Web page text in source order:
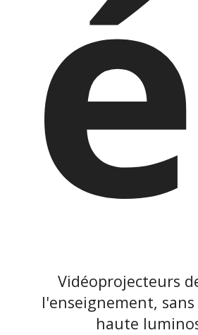
Vidéoprojecteurs
l'enseignement,
haute